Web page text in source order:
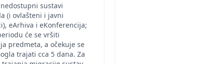
nedostupni sustavi
(i ovlašteni i javni
eArhiva i eKonferencija;
će se vršiti
predmeta, a očekuje se
trajati cca 5 dana. Za